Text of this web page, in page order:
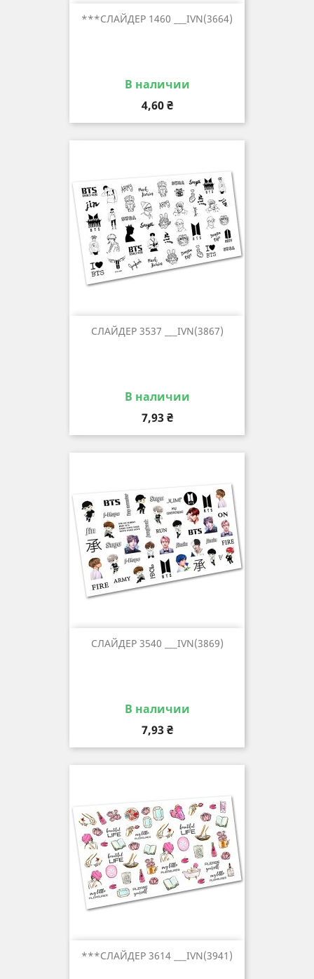
***СЛАЙДЕР 1460 ___IVN(3664)
В наличии
Цена
4,60 ₴
СЛАЙДЕР 3537 ___IVN(3867)
В наличии
Цена
7,93 ₴
СЛАЙДЕР 3540 ___IVN(3869)
В наличии
Цена
7,93 ₴
***СЛАЙДЕР 3614 ___IVN(3941)